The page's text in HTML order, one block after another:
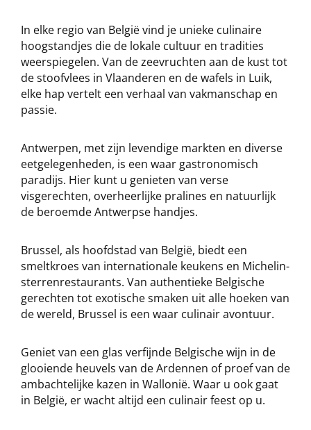
In elke regio van België vind je unieke culinaire
hoogstandjes die de lokale cultuur en tradities
weerspiegelen. Van de zeevruchten aan de kust tot
de stoofvlees in Vlaanderen en de wafels in Luik,
elke hap vertelt een verhaal van vakmanschap en
passie.
Antwerpen, met zijn levendige markten en diverse
eetgelegenheden, is een waar gastronomisch
paradijs. Hier kunt u genieten van verse
visgerechten, overheerlijke pralines en natuurlijk
de beroemde Antwerpse handjes.
Brussel, als hoofdstad van België, biedt een
smeltkroes van internationale keukens en Michelin-
sterrenrestaurants. Van authentieke Belgische
gerechten tot exotische smaken uit alle hoeken van
de wereld, Brussel is een waar culinair avontuur.
Geniet van een glas verfijnde Belgische wijn in de
glooiende heuvels van de Ardennen of proef van de
ambachtelijke kazen in Wallonië. Waar u ook gaat
in België, er wacht altijd een culinair feest op u.